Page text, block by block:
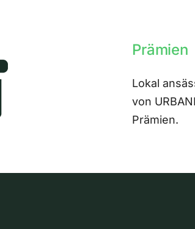
Prämien
Lokal
von
Prämien.